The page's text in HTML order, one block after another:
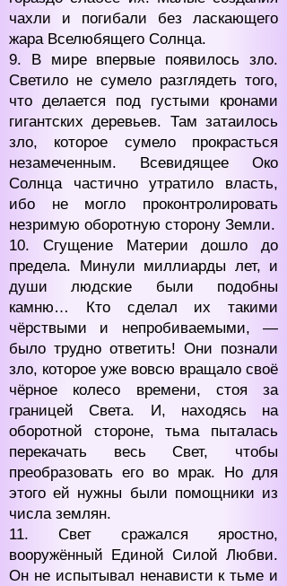
чахли и погибали без ласкающего
жара Вселюбящего Солнца.
9. В мире впервые появилось зло.
Светило не сумело разглядеть того,
что делается под густыми кронами
гигантских деревьев. Там затаилось
зло, которое сумело прокрасться
незамеченным. Всевидящее Око
Солнца частично утратило власть,
ибо не могло проконтролировать
незримую оборотную сторону Земли.
10. Сгущение Материи дошло до
предела. Минули миллиарды лет, и
души людские были подобны
камню… Кто сделал их такими
чёрствыми и непробиваемыми, —
было трудно ответить! Они познали
зло, которое уже вовсю вращало своё
чёрное колесо времени, стоя за
границей Света. И, находясь на
оборотной стороне, тьма пыталась
перекачать весь Свет, чтобы
преобразовать его во мрак. Но для
этого ей нужны были помощники из
числа землян.
11. Свет сражался яростно,
вооружённый Единой Силой Любви.
Он не испытывал ненависти к тьме и